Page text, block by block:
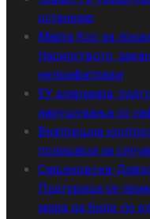
останеме
Марта Кос за
Насилството,
неприфатливи
ЕУ алармира:
нарушувања со
Внатрешна
полицајци за
Сиљановска-
Подгорица се
мора да биде по